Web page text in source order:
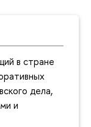
в стране
дела,
и